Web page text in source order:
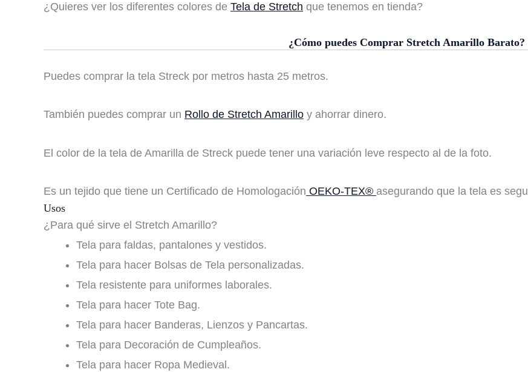
¿Quieres ver los diferentes colores de Tela de Stretch que tenemos en tienda?
¿Cómo puedes Comprar Stretch Amarillo Barato?
Puedes comprar la tela Streck por metros hasta 25 metros.
También puedes comprar un Rollo de Stretch Amarillo y ahorrar dinero.
El color de la tela de Amarilla de Streck puede tener una variación leve respecto al de la foto.
Es un tejido que tiene un Certificado de Homologación OEKO-TEX® asegurando que la tela es
Usos
¿Para qué sirve el Stretch Amarillo?
Tela para faldas, pantalones y vestidos.
Tela para hacer Bolsas de Tela personalizadas.
Tela resistente para uniformes laborales.
Tela para hacer Tote Bag.
Tela para hacer Banderas, Lienzos y Pancartas.
Tela para Decoración de Cumpleaños.
Tela para hacer Ropa Medieval.